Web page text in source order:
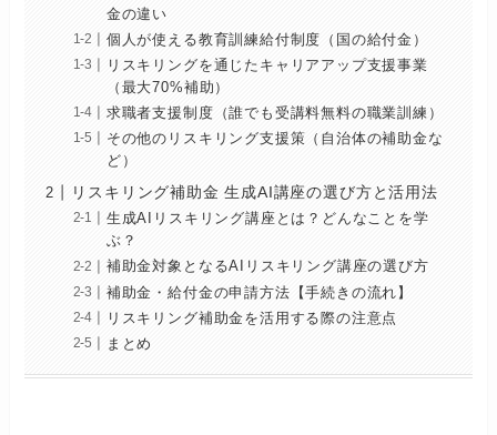
金の違い
個人が使える教育訓練給付制度（国の給付金）
リスキリングを通じたキャリアアップ支援事業
（最大70%補助）
求職者支援制度（誰でも受講料無料の職業訓練）
その他のリスキリング支援策（自治体の補助金な
ど）
リスキリング補助金 生成AI講座の選び方と活用法
生成AIリスキリング講座とは？どんなことを学
ぶ？
補助金対象となるAIリスキリング講座の選び方
補助金・給付金の申請方法【手続きの流れ】
リスキリング補助金を活用する際の注意点
まとめ